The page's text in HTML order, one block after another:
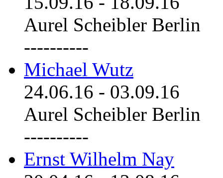
Aurel Scheibler Berlin
----------
Michael Wutz
24.06.16 - 03.09.16
Aurel Scheibler Berlin
----------
Ernst Wilhelm Nay